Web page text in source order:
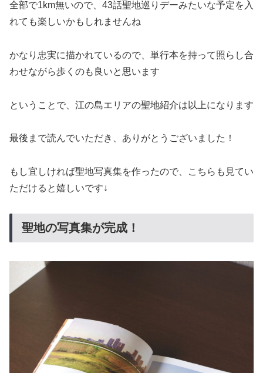
全部で1km無いので、43話聖地巡りデーみたいな予定を入
れても楽しいかもしれませんね
かなり忠実に描かれているので、単行本を持って照らし合
わせながら歩くのも良いと思います
ということで、江の島エリアの聖地紹介は以上になります
最後まで読んでいただき、ありがとうございました！
もし宜しければ聖地写真集を作ったので、こちらも見てい
ただけると嬉しいです↓
聖地の写真集が完成！